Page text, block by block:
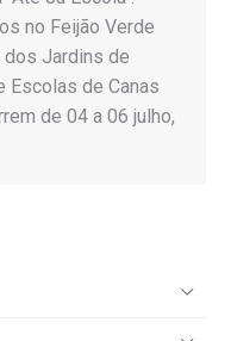
no Feijão Verde
dos Jardins de
Escolas de Canas
de 04 a 06 julho,